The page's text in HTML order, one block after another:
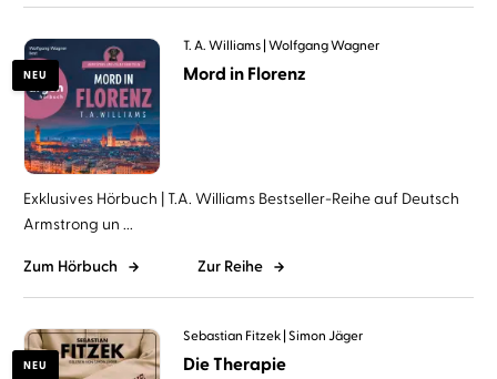
NEU
T. A. Williams Wolfgang Wagner
Mord in Florenz
Exklusives Hörbuch | T.A. Williams Bestseller-Reihe auf Deutsch
Armstrong un ...
Zum Hörbuch Zur Reihe
NEU
Sebastian Fitzek Simon Jäger
Die Therapie